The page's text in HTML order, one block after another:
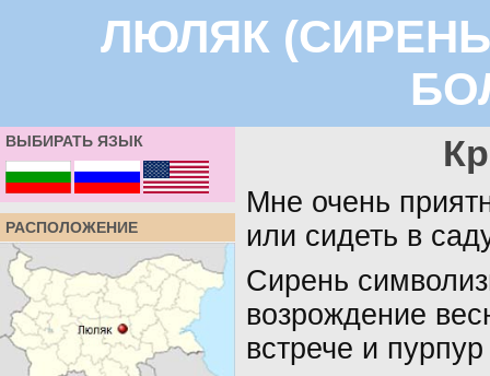
ЛЮЛЯК
ВЫБИРАТЬ ЯЗЫК
РАСПОЛОЖЕНИЕ
Мне очень
или сидеть в
Сирень
возрождение
встрече и